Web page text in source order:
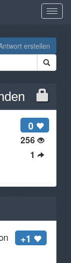
erstellen
0
256
1
+1